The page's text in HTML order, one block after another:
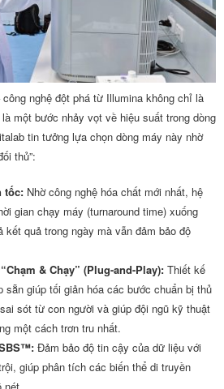
nghệ đột phá từ Illumina không chỉ là
một bước nhảy vọt về hiệu suất trong dòng
tin tưởng lựa chọn dòng máy này nhờ
thủ”:
tốc: Nhờ công nghệ hóa chất mới nhất, hệ
gian chạy máy (turnaround time) xuống
kết quả trong ngày mà vẫn đảm bảo độ
& Chạy” (Plug-and-Play): Thiết kế
sẵn giúp tối giản hóa các bước chuẩn bị thủ
sót từ con người và giúp đội ngũ kỹ thuật
một cách trơn tru nhất.
Đảm bảo độ tin cậy của dữ liệu với
giúp phân tích các biến thể di truyền